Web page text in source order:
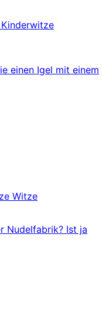
Kinderwitze
einen Igel mit einem
Witze
Nudelfabrik? Ist ja